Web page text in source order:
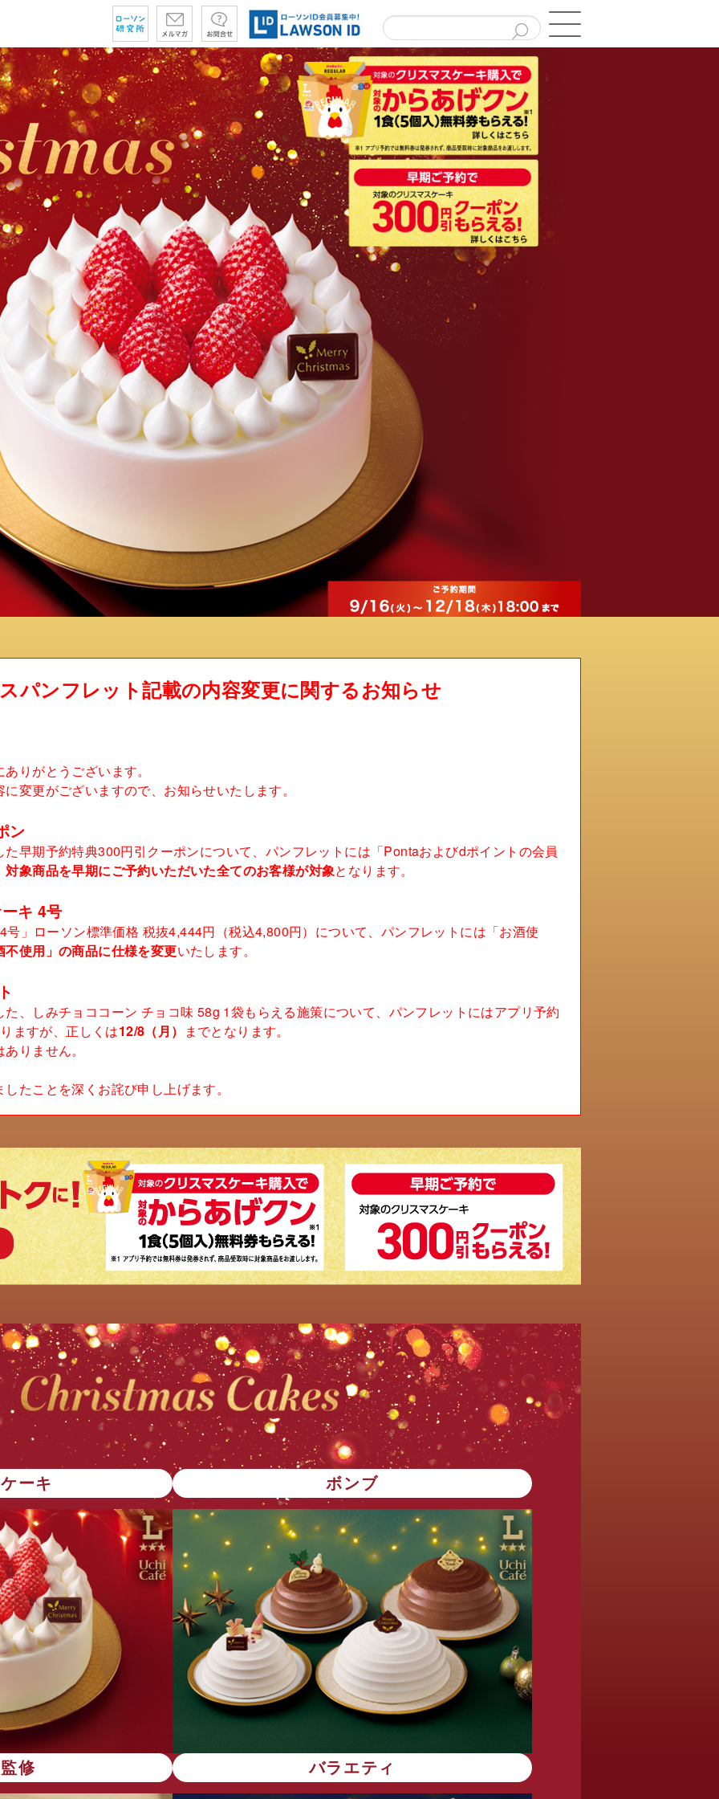
パンフレット記載の内容変更に関するお知らせ
りがとうございます。
変更がございますので、お知らせいたします。
ン
早期予約特典300円引クーポンについて、パンフレットには「Pontaおよびdポイントの会員
対象商品を早期にご予約いただいた全てのお客様が対象となります。
キ 4号
」ローソン標準価格 税抜4,444円（税込4,800円）について、パンフレットには「お酒使
不使用」の商品に仕様を変更いたします。
、しみチョココーン チョコ味 58g 1袋もらえる施策について、パンフレットにはアプリ予約
ますが、正しくは12/8（月） までとなります。
りません。
たことを深くお詫び申し上げます。
ーキ ボンブ
修 バラエティ